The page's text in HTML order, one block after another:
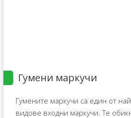
Гумени маркучи
Гумените маркучи са един от
видове входни маркучи. Те